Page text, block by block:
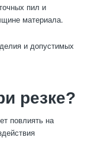
пил и
материала.
и допустимых
резке?
повлиять на